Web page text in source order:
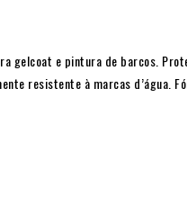
gelcoat e pintura de barcos.
resistente à marcas d’água.